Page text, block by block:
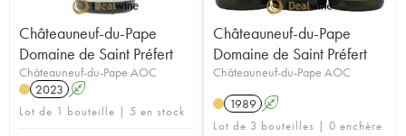
Châteauneuf-du-Pape
Domaine de Saint Préfert
Châteauneuf-du-Pape AOC
2023 A
Lot de 1 bouteille | 5 en stock
Châteauneuf-du-Pape
Domaine de Saint Préfert
Châteauneuf-du-Pape AOC
1989 A
Lot de 3 bouteilles | 0 enchère